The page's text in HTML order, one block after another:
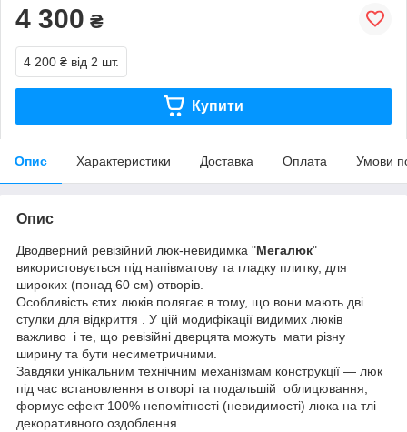
4 300 ₴
4 200 ₴ від 2 шт.
Купити
Опис Характеристики Доставка Оплата Умови
Опис
Дводверний ревізійний люк-невидимка "Мегалюк"
використовується під напівматову та гладку плитку, для
широких (понад 60 см) отворів.
Особливість єтих люків полягає в тому, що вони мають дві
стулки для відкриття . У цій модифікації видимих люків
важливо і те, що ревізійні дверцята можуть мати різну
ширину та бути несиметричними.
Завдяки унікальним технічним механізмам конструкції — люк
під час встановлення в отворі та подальшій облицювання,
формує ефект 100% непомітності (невидимості) люка на тлі
декоративного оздоблення.